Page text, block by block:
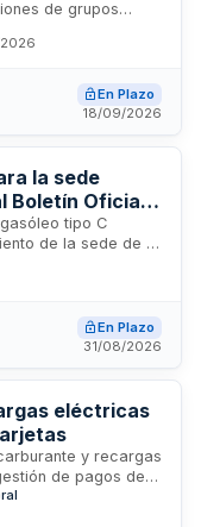
de grupos
la Universidad
se distribuirá entre
de combustible
normativas de
En Plazo
18/09/2026
la sede
Boletín Oficial
tipo C
de la sede de la
ubicada en Madrid.
en la ubicación
Se rige por la
y contempla un
En Plazo
31/08/2026
eléctricas
y recargas
de pagos de
contrato incluye
gestión de